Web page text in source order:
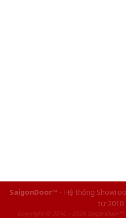
SaigonDoor™ - Hệ thống
từ 2010
Copyright ⓒ 2010 – 2026 SaigonDoor™